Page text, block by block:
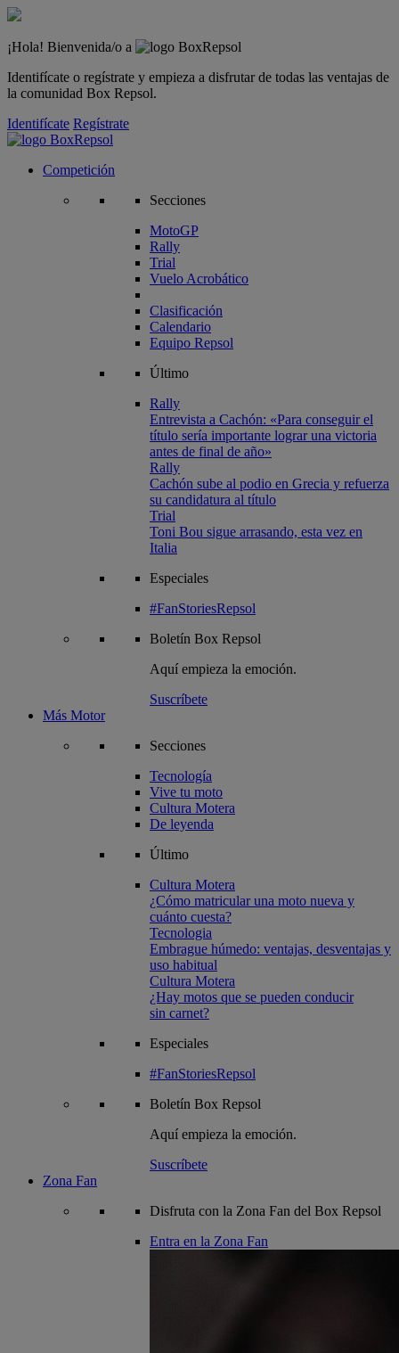
¡Hola! Bienvenida/o a
Identifícate o regístrate y empieza a disfrutar de todas las ventajas de
la comunidad Box Repsol.
Identifícate Regístrate
Competición
Secciones
MotoGP
Rally
Trial
Vuelo Acrobático
Clasificación
Calendario
Equipo Repsol
Último
Rally
Entrevista a Cachón: «Para conseguir el
título sería importante lograr una victoria
antes de final de año»
Rally
Cachón sube al podio en Grecia y refuerza
su candidatura al título
Trial
Toni Bou sigue arrasando, esta vez en
Italia
Especiales
#FanStoriesRepsol
Boletín Box Repsol
Aquí empieza la emoción.
Suscríbete
Más Motor
Secciones
Tecnología
Vive tu moto
Cultura Motera
De leyenda
Último
Cultura Motera
¿Cómo matricular una moto nueva y
cuánto cuesta?
Tecnologia
Embrague húmedo: ventajas, desventajas y
uso habitual
Cultura Motera
¿Hay motos que se pueden conducir
sin carnet?
Especiales
#FanStoriesRepsol
Boletín Box Repsol
Aquí empieza la emoción.
Suscríbete
Zona Fan
Disfruta con la Zona Fan del Box Repsol
Entra en la Zona Fan